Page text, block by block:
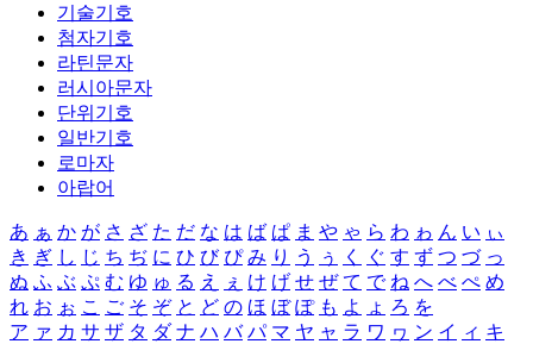
기술기호
첨자기호
라틴문자
러시아문자
단위기호
일반기호
로마자
아랍어
あ ぁ か が さ ざ た だ な は ば ぱ ま や ゃ ら わ ゎ ん い ぃ
き ぎ し じ ち ぢ に ひ び ぴ み り う ぅ く ぐ す ず つ づ っ
ぬ ふ ぶ ぷ む ゆ ゅ る え ぇ け げ せ ぜ て で ね へ べ ぺ め
れ お ぉ こ ご そ ぞ と ど の ほ ぼ ぽ も よ ょ ろ を
ア ァ カ サ ザ タ ダ ナ ハ バ パ マ ヤ ャ ラ ワ ヮ ン イ ィ キ